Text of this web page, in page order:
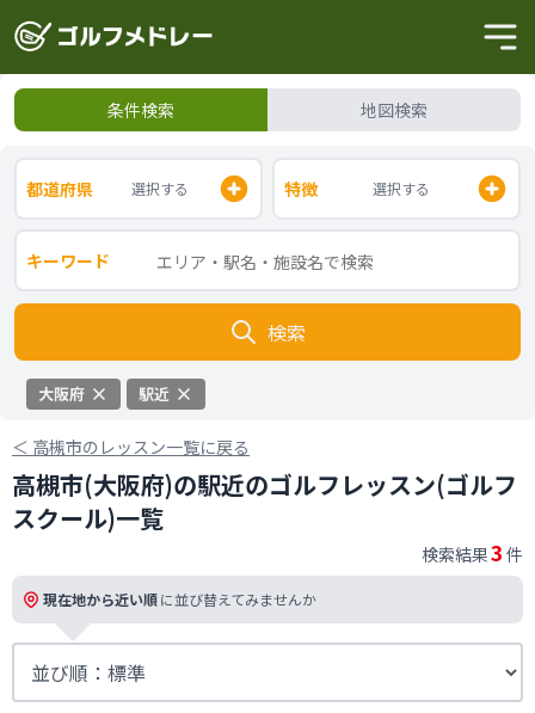
条件検索 地図検索
都道府県 選択する 特徴 選択する
キーワード
検索
大阪府 駅近
＜ 高槻市のレッスン一覧に戻る
高槻市(大阪府)の駅近のゴルフレッスン(ゴルフ
スクール)一覧
検索結果3 件
現在地から近い順に並び替えてみませんか